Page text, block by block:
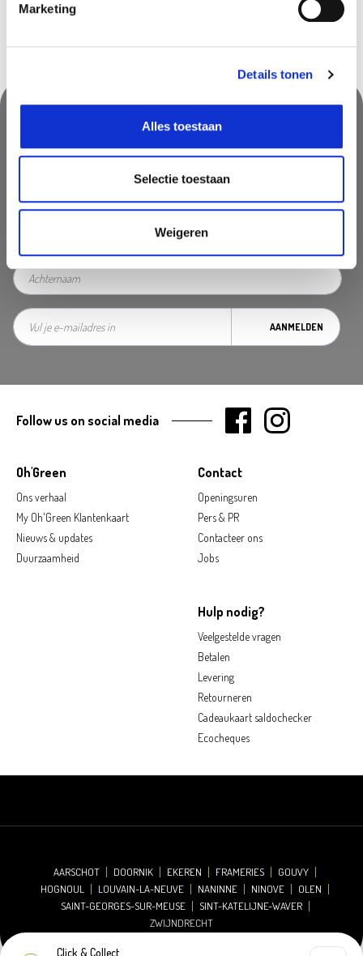
Marketing
Details tonen
Alles toestaan
Selectie toestaan
Weigeren
Click & Collect
Nooit iets van ons missen?
je nu in voor onze nieuwsbrief
AANMELDEN
Oh'Green
Ons verhaal
My Oh'Green Klantenkaart
Nieuws & updates
Duurzaamheid
Contact
Openingsuren
Pers & PR
Contacteer ons
Jobs
Hulp nodig?
Veelgestelde vragen
Betalen
Levering
Retourneren
Cadeaukaart saldochecker
Ecocheques
Follow us on social media
AARSCHOT DOORNIK EKEREN FRAMERIES
GOUVY
HOGNOUL
LOUVAIN-LA-NEUVE NANINNE NINOVE
OLEN
SAINT-GEORGES-SUR-MEUSE
SINT-KATELIJNE-WAVER
ZWIJNDRECHT